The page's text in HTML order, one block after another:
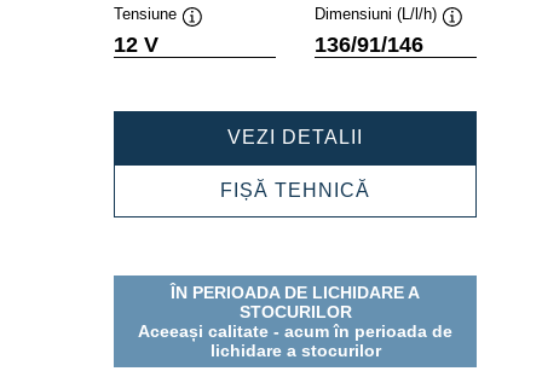
Tensiune
12 V
Dimensiuni (L/l/h)
136/91/146
VEZI DETALII
511012015
FIȘĂ TEHNICĂ
ÎN PERIOADA DE LICHIDARE A
STOCURILOR
Aceeași calitate - acum în perioada de
lichidare a stocurilor